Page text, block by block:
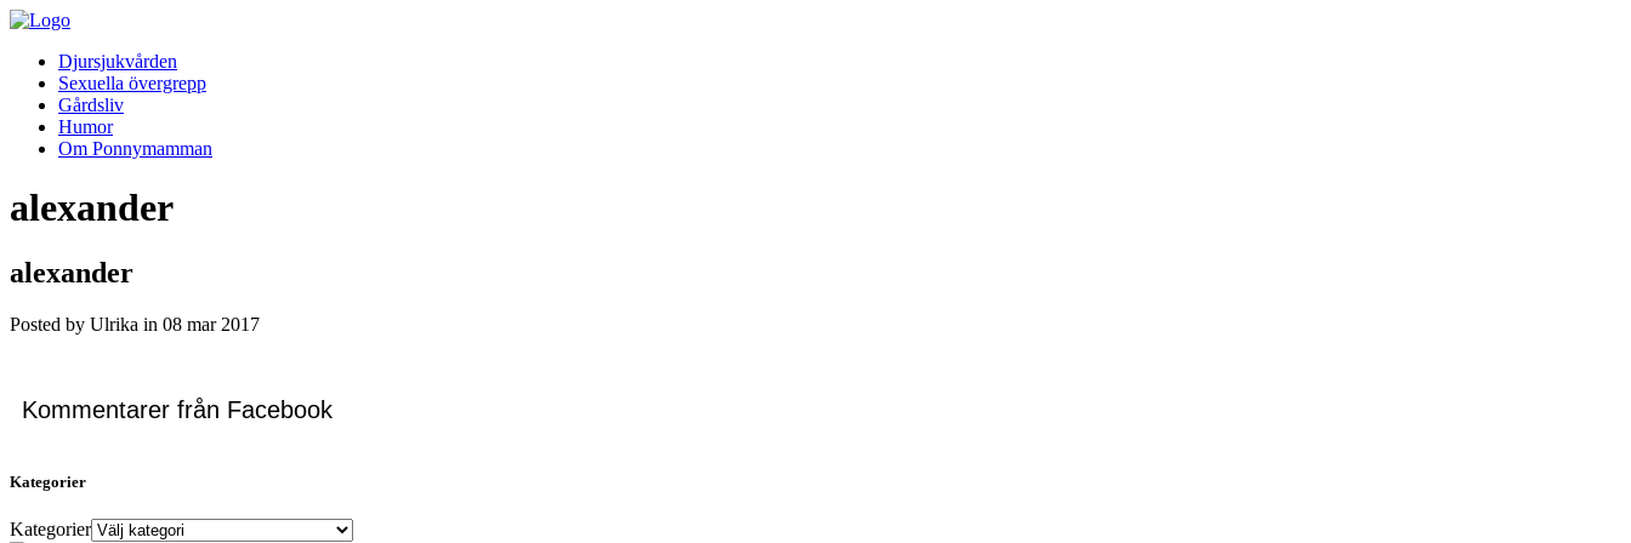
Djursjukvården
Sexuella övergrepp
Gårdsliv
Humor
Om Ponnymamman
alexander
alexander
Posted by Ulrika in 08 mar 2017
Kommentarer från Facebook
Kategorier
Kategorier